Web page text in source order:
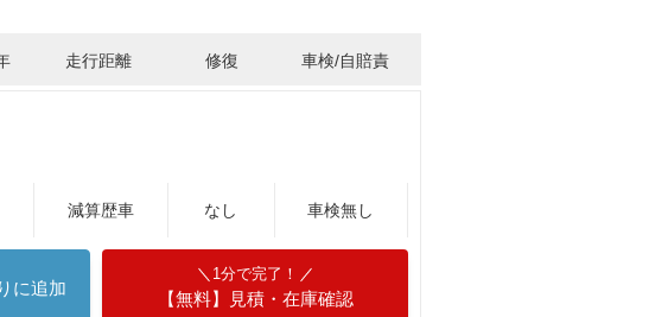
走行距離 修復 車検/自賠責
減算歴車 なし 車検無し
に追加
1分で完了！
【無料】見積・在庫確認